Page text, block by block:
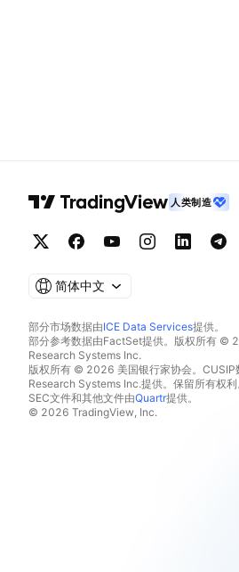
人类制造
简体中文
部分市场数据由ICE Data Services提供。
部分参考数据由FactSet提供。版权所有 ©
Research Systems Inc.
版权所有 © 2026 美国银行家协会。CUSIP
Research Systems Inc.提供。保留所有权利
SEC文件和其他文件由Quartr提供。
© 2026 TradingView, Inc.